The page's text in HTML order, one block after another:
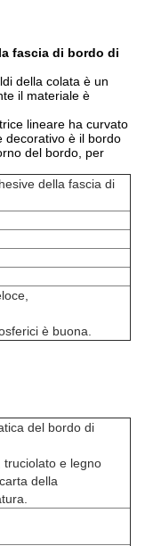
fascia di bordo di
della colata è un
il materiale è
lineare ha curvato
decorativo è il bordo
del bordo, per
della fascia di
è buona.
del bordo di
truciolato e legno
della